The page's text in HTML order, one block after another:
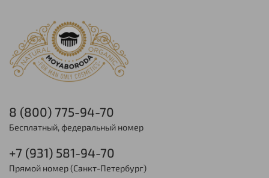
8 (800) 775-94-70
Бесплатный, федеральный номер
+7 (931) 581-94-70
Прямой номер (Санкт-Петербург)